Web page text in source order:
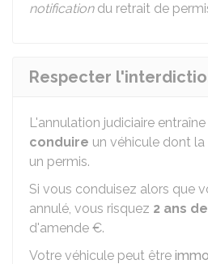
notificationdu retrait de
Respecter
L'annulation judiciaire entraîne
conduire un véhicule dont
un permis.
Si vous conduisez alors que
annulé, vous risquez 2 ans
d'amende €.
Votre véhicule peut être